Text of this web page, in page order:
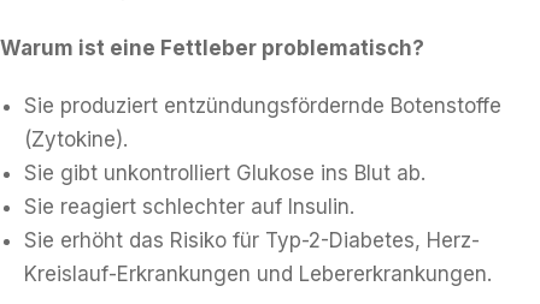
Warum ist eine Fettleber problematisch?
Sie produziert entzündungsfördernde Botenstoffe
(Zytokine).
Sie gibt unkontrolliert Glukose ins Blut ab.
Sie reagiert schlechter auf Insulin.
Sie erhöht das Risiko für Typ-2-Diabetes, Herz-
Kreislauf-Erkrankungen und Lebererkrankungen.